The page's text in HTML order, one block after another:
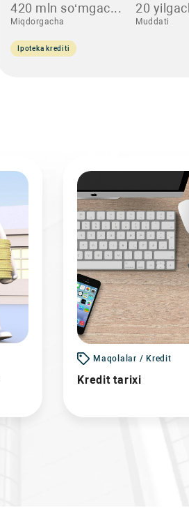
420 mln so‘mgac...
Miqdorgacha
20
Muddati
Ipoteka krediti
Maqolalar / Kredit
Kredit tarixi